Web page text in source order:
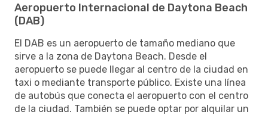
Aeropuerto Internacional de Daytona Beach
(DAB)
El DAB es un aeropuerto de tamaño mediano que
sirve a la zona de Daytona Beach. Desde el
aeropuerto se puede llegar al centro de la ciudad en
taxi o mediante transporte público. Existe una línea
de autobús que conecta el aeropuerto con el centro
de la ciudad. También se puede optar por alquilar un